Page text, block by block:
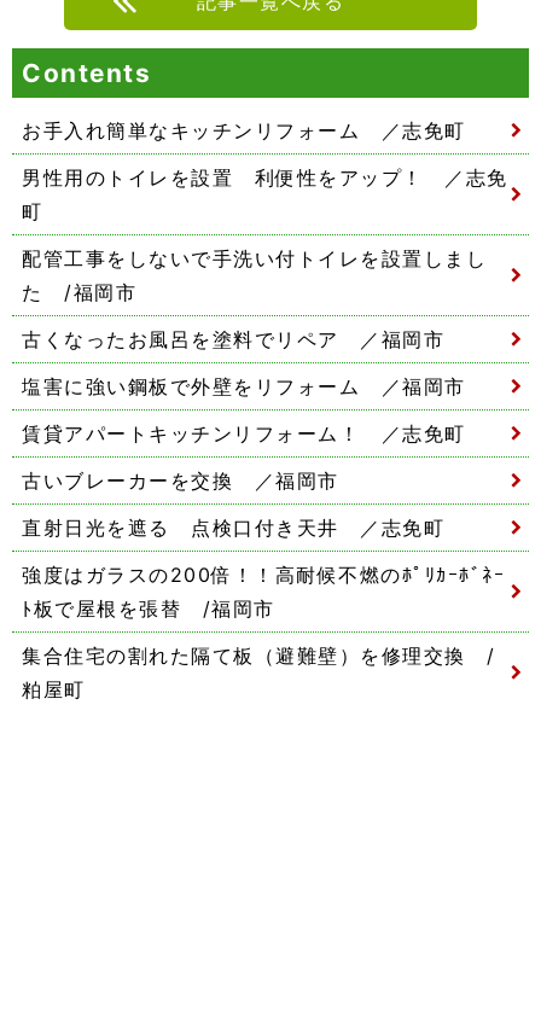
Contents
お手入れ簡単なキッチンリフォーム ／志免町
男性用のトイレを設置 利便性をアップ！ ／志免
町
配管工事をしないで手洗い付トイレを設置しまし
た /福岡市
古くなったお風呂を塗料でリペア ／福岡市
塩害に強い鋼板で外壁をリフォーム ／福岡市
賃貸アパートキッチンリフォーム！ ／志免町
古いブレーカーを交換 ／福岡市
直射日光を遮る 点検口付き天井 ／志免町
強度はガラスの200倍！！高耐候不燃のﾎﾟﾘｶｰﾎﾞﾈｰ
ﾄ板で屋根を張替 /福岡市
集合住宅の割れた隔て板（避難壁）を修理交換 /
粕屋町